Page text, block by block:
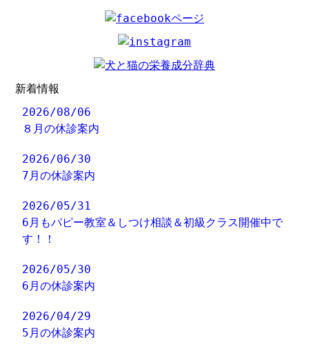
新着情報
2026/08/06
８月の休診案内
2026/06/30
7月の休診案内
2026/05/31
6月もパピー教室＆しつけ相談＆初級クラス開催中で
す！！
2026/05/30
6月の休診案内
2026/04/29
5月の休診案内